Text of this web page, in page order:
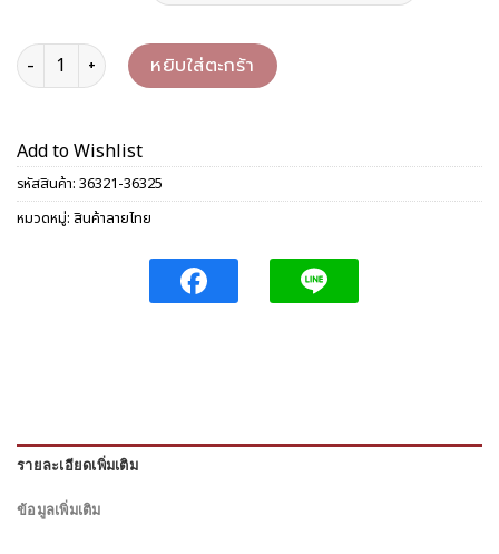
จำนวน ขันบุญใหญ่ทองอำไพคาดเงิน 22/24/26 ซม. ชิ้น
หยิบใส่ตะกร้า
Add to Wishlist
รหัสสินค้า: 36321-36325
หมวดหมู่: สินค้าลายไทย
รายละเอียดเพิ่มเติม
ข้อมูลเพิ่มเติม